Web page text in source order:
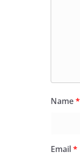
Name*
Email*